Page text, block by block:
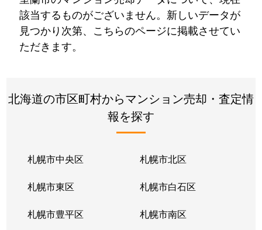
該当するものがございません。新しいデータが
見つかり次第、こちらのページに掲載させてい
ただきます。
北海道の市区町村からマンション売却・査定情
報を探す
札幌市中央区 札幌市北区
札幌市東区 札幌市白石区
札幌市豊平区 札幌市南区